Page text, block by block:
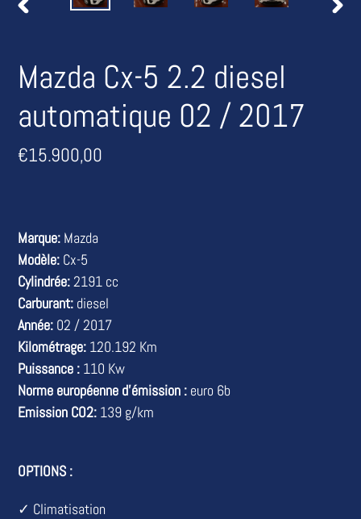
Mazda Cx-5 2.2 diesel
automatique 02 / 2017
Prix
€15.900,00
Marque: Mazda
Modèle: Cx-5
Cylindrée:2191 cc
Carburant: diesel
Année: 02 / 2017
Kilométrage: 120.192 Km
Puissance : 110 Kw
Norme européenne d'émission : euro 6b
Emission CO2: 139 g/km
OPTIONS :
✓ Climatisation